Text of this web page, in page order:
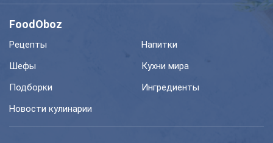
FoodOboz
Рецепты
Напитки
Шефы
Кухни мира
Подборки
Ингредиенты
Новости кулинарии